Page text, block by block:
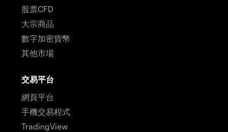
股票CFD
大宗商品
數字加密貨幣
其他市場
交易平台
網頁平台
手機交易程式
TradingView